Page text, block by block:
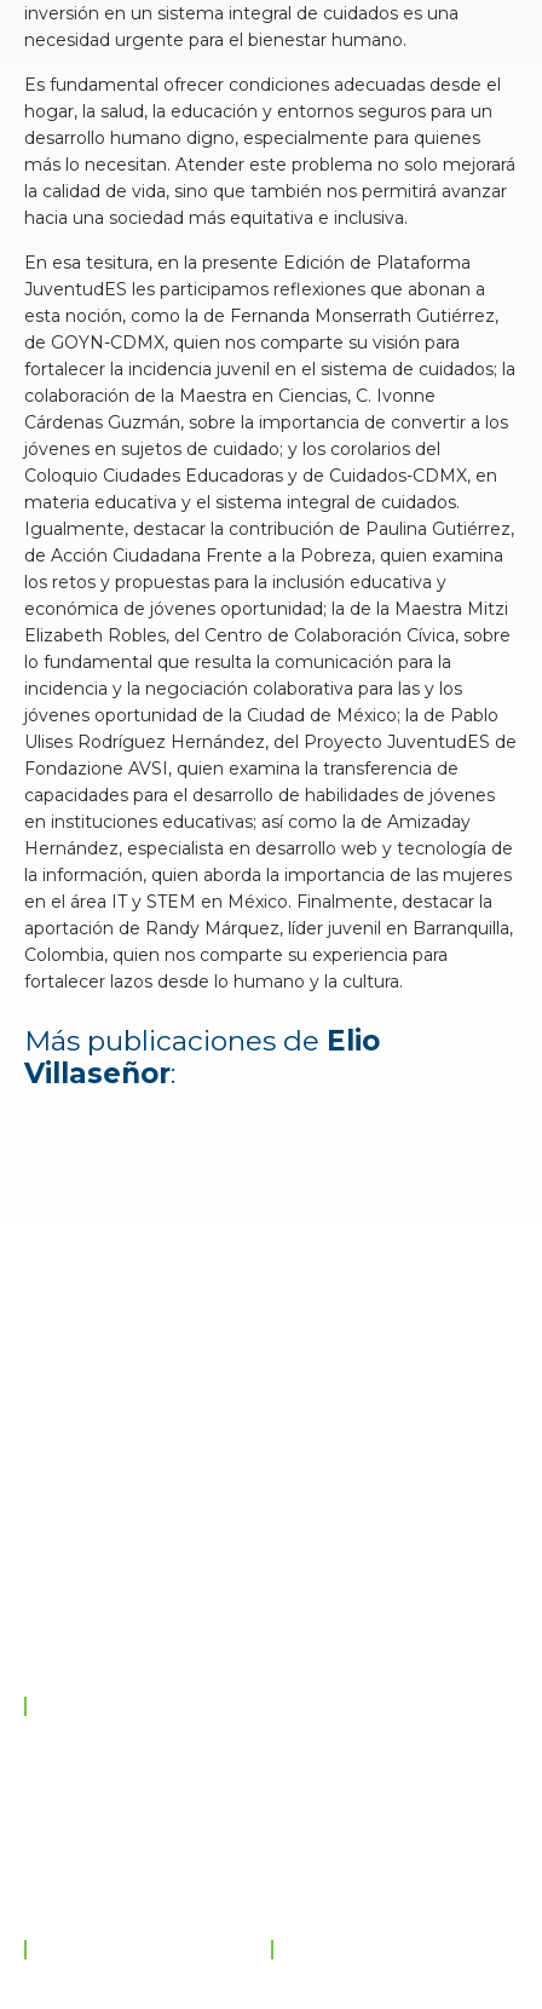
inversión en un sistema integral de cuidados es una
necesidad urgente para el bienestar humano.
Es fundamental ofrecer condiciones adecuadas desde el
hogar, la salud, la educación y entornos seguros para un
desarrollo humano digno, especialmente para quienes
más lo necesitan. Atender este problema no solo mejorará
la calidad de vida, sino que también nos permitirá avanzar
hacia una sociedad más equitativa e inclusiva.
En esa tesitura, en la presente Edición de Plataforma
JuventudES les participamos reflexiones que abonan a
esta noción, como la de Fernanda Monserrath Gutiérrez,
de GOYN-CDMX, quien nos comparte su visión para
fortalecer la incidencia juvenil en el sistema de cuidados; la
colaboración de la Maestra en Ciencias, C. Ivonne
Cárdenas Guzmán, sobre la importancia de convertir a los
jóvenes en sujetos de cuidado; y los corolarios del
Coloquio Ciudades Educadoras y de Cuidados-CDMX, en
materia educativa y el sistema integral de cuidados.
Igualmente, destacar la contribución de Paulina Gutiérrez,
de Acción Ciudadana Frente a la Pobreza, quien examina
los retos y propuestas para la inclusión educativa y
económica de jóvenes oportunidad; la de la Maestra Mitzi
Elizabeth Robles, del Centro de Colaboración Cívica, sobre
lo fundamental que resulta la comunicación para la
incidencia y la negociación colaborativa para las y los
jóvenes oportunidad de la Ciudad de México; la de Pablo
Ulises Rodríguez Hernández, del Proyecto JuventudES de
Fondazione AVSI, quien examina la transferencia de
capacidades para el desarrollo de habilidades de jóvenes
en instituciones educativas; así como la de Amizaday
Hernández, especialista en desarrollo web y tecnología de
la información, quien aborda la importancia de las mujeres
en el área IT y STEM en México. Finalmente, destacar la
aportación de Randy Márquez, líder juvenil en Barranquilla,
Colombia, quien nos comparte su experiencia para
fortalecer lazos desde lo humano y la cultura.
Más publicaciones de Elio
Villaseñor: